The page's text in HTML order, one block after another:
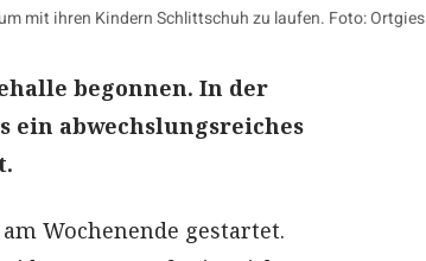
mit ihren Kindern Schlittschuh zu laufen. Foto: Ortgies
begonnen. In der
ein abwechslungsreiches
Wochenende gestartet.